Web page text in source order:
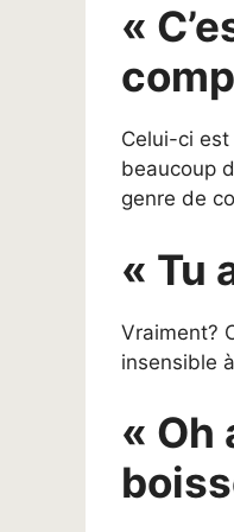
«
Celui-ci
beaucoup
genre de
« Tu
Vraiment?
insensible
« Oh